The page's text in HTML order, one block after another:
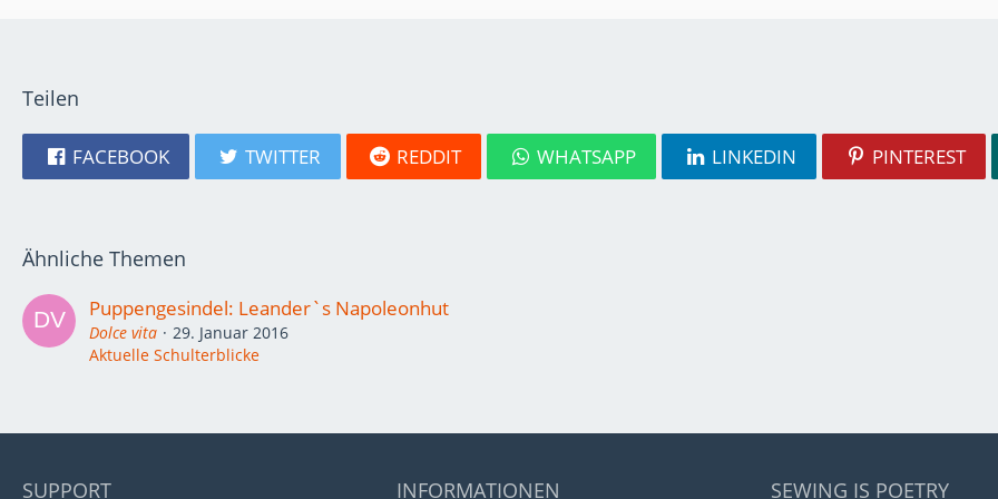
Teilen
FACEBOOK TWITTER REDDIT WHATSAPP LINKEDIN PINTEREST
Ähnliche Themen
Puppengesindel: Leander`s Napoleonhut
Dolce vita
29. Januar 2016
Aktuelle Schulterblicke
SUPPORT INFORMATIONEN SEWING IS POETRY